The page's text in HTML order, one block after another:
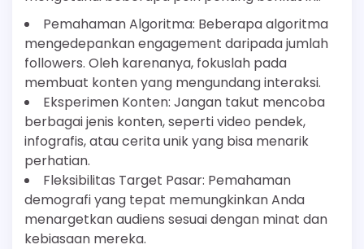
Pemahaman Algoritma: Beberapa algoritma
mengedepankan engagement daripada jumlah
followers. Oleh karenanya, fokuslah pada
membuat konten yang mengundang interaksi.
Eksperimen Konten: Jangan takut mencoba
berbagai jenis konten, seperti video pendek,
infografis, atau cerita unik yang bisa menarik
perhatian.
Fleksibilitas Target Pasar: Pemahaman
demografi yang tepat memungkinkan Anda
menargetkan audiens sesuai dengan minat dan
kebiasaan mereka.